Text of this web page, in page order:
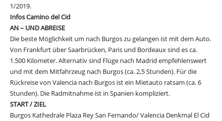
1/2019.
Infos Camino del Cid
AN – UND ABREISE
Die beste Möglichkeit um nach Burgos zu gelangen ist mit dem Auto.
Von Frankfurt über Saarbrücken, Paris und Bordeaux sind es ca.
1.500 Kilometer. Alternativ sind Flüge nach Madrid empfehlenswert
und mit dem Mitfahrzeug nach Burgos (ca. 2,5 Stunden). Für die
Rückreise von Valencia nach Burgos ist ein Mietauto ratsam (ca. 6
Stunden). Die Radmitnahme ist in Spanien kompliziert.
START / ZIEL
Burgos Kathedrale Plaza Rey San Fernando/ Valencia Denkmal El Cid